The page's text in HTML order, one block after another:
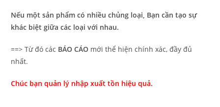
Nếu một sản phẩm có nhiều chủng loại, Bạn cần tạo sự
khác biệt giữa các loại với nhau.
==> Từ đó các BÁO CÁO mới thể hiện chính xác, đầy đủ
nhất.
Chúc bạn quản lý nhập xuất tồn hiệu quả.